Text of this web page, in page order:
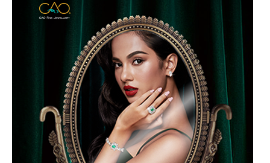
Dịch vụ tài chính của TFSVN hiện đang cạnh
tranh với khá nhiều đối thủ là các công ty tài
chính, dịch vụ tài chính thuộc các ngân hàng.
Đòi hỏi TFSVN không chỉ cung cấp đa dạng sản
phẩm, mà các sản phẩm khi được truyền thông
cần phải thu hút, thể hiện sự chỉn chu và chuyên
nghiệp nhất.